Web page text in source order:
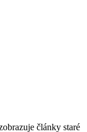
články staré